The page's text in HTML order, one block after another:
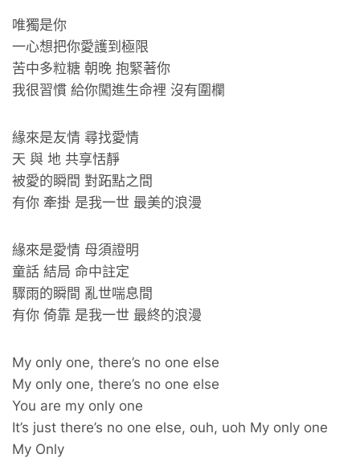
唯獨是你
一心想把你愛護到極限
苦中多粒糖 朝晚 抱緊著你
我很習慣 給你闖進生命裡 沒有圍欄
緣來是友情 尋找愛情
天 與 地 共享恬靜
被愛的瞬間 對跖點之間
有你 牽掛 是我一世 最美的浪漫
緣來是愛情 母須證明
童話 結局 命中註定
驟雨的瞬間 亂世喘息間
有你 倚靠 是我一世 最終的浪漫
My only one, there’s no one else
My only one, there’s no one else
You are my only one
It’s just there’s no one else, ouh, uoh My only one
My Only